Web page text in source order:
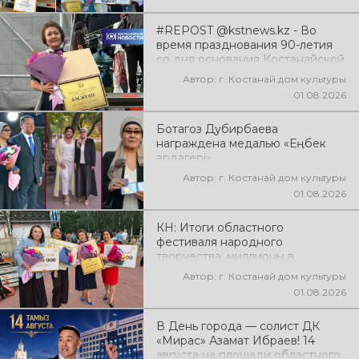
#REPOST @kstnews.kz - Во
время празднования 90-летия
со дня основания Костанайской
области подвели итоги 38-го
фестиваля самодеятельного
Автор: г. Костанай дом культуры
01.08.2026
Ботагоз Дубирбаева
награждена медалью «Еңбек
ардагері»
Автор: г. Костанай дом культуры
01.08.2026
КН: Итоги областного
фестиваля народного
творчества: миллионы в
культуруАвтор: г. Костанай дом культуры
01.08.2026
В День города — солист ДК
«Мирас» Азамат Ибраев! 14
августа на площади областного